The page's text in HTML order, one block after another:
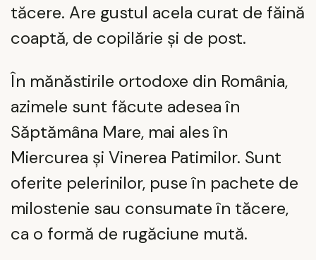
tăcere. Are gustul acela curat de făină
coaptă, de copilărie și de post.
În mănăstirile ortodoxe din România,
azimele sunt făcute adesea în
Săptămâna Mare, mai ales în
Miercurea și Vinerea Patimilor. Sunt
oferite pelerinilor, puse în pachete de
milostenie sau consumate în tăcere,
ca o formă de rugăciune mută.